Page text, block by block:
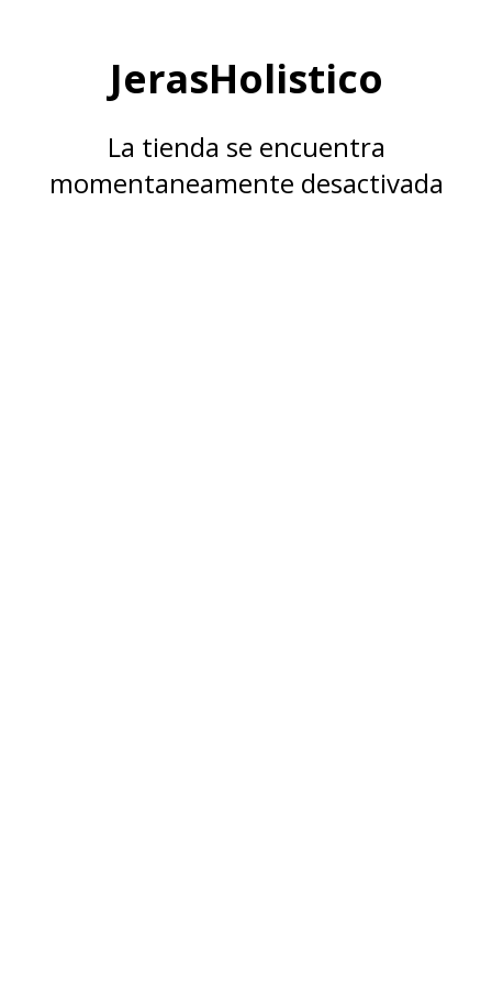
JerasHolistico
La tienda se encuentra
momentaneamente desactivada